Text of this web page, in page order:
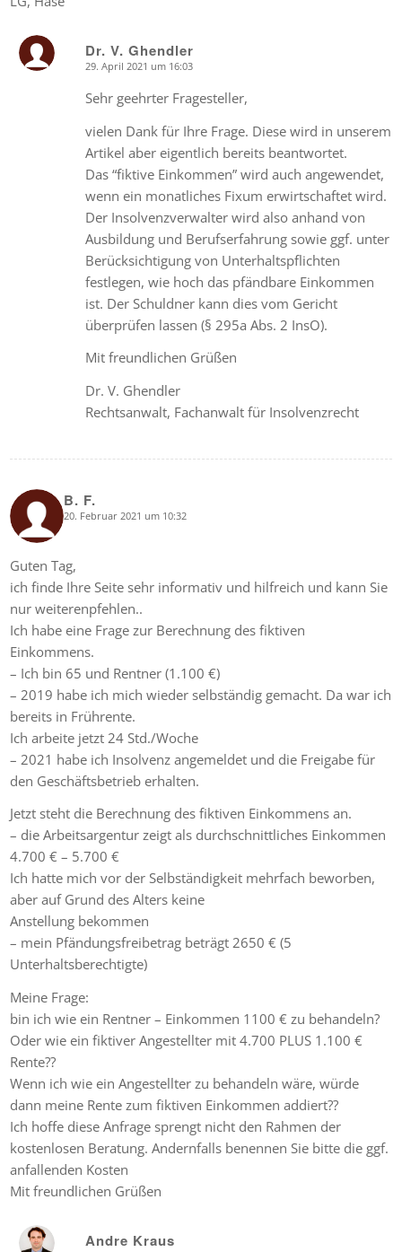
Dr. V. Ghendler
29. April 2021 um 16:03
Sehr geehrter Fragesteller,
vielen Dank für Ihre Frage. Diese wird in unserem
Artikel aber eigentlich bereits beantwortet.
Das “fiktive Einkommen” wird auch angewendet,
wenn ein monatliches Fixum erwirtschaftet wird.
Der Insolvenzverwalter wird also anhand von
Ausbildung und Berufserfahrung sowie ggf. unter
Berücksichtigung von Unterhaltspflichten
festlegen, wie hoch das pfändbare Einkommen
ist. Der Schuldner kann dies vom Gericht
überprüfen lassen (§ 295a Abs. 2 InsO).
Mit freundlichen Grüßen
Dr. V. Ghendler
Rechtsanwalt, Fachanwalt für Insolvenzrecht
B. F.
says: 20. Februar 2021 um 10:32
Guten Tag,
ich finde Ihre Seite sehr informativ und hilfreich und kann Sie
nur weiterenpfehlen..
Ich habe eine Frage zur Berechnung des fiktiven
Einkommens.
– Ich bin 65 und Rentner (1.100 €)
– 2019 habe ich mich wieder selbständig gemacht. Da war ich
bereits in Frührente.
Ich arbeite jetzt 24 Std./Woche
– 2021 habe ich Insolvenz angemeldet und die Freigabe für
den Geschäftsbetrieb erhalten.
Jetzt steht die Berechnung des fiktiven Einkommens an.
– die Arbeitsargentur zeigt als durchschnittliches Einkommen
4.700 € – 5.700 €
Ich hatte mich vor der Selbständigkeit mehrfach beworben,
aber auf Grund des Alters keine
Anstellung bekommen
– mein Pfändungsfreibetrag beträgt 2650 € (5
Unterhaltsberechtigte)
Meine Frage:
bin ich wie ein Rentner – Einkommen 1100 € zu behandeln?
Oder wie ein fiktiver Angestellter mit 4.700 PLUS 1.100 €
Rente??
Wenn ich wie ein Angestellter zu behandeln wäre, würde
dann meine Rente zum fiktiven Einkommen addiert??
Ich hoffe diese Anfrage sprengt nicht den Rahmen der
kostenlosen Beratung. Andernfalls benennen Sie bitte die ggf.
anfallenden Kosten
Mit freundlichen Grüßen
Andre Kraus